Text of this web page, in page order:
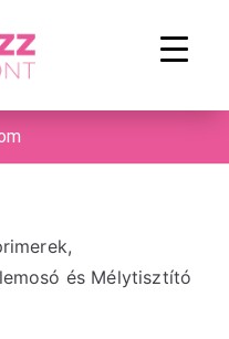
és Mélytisztító